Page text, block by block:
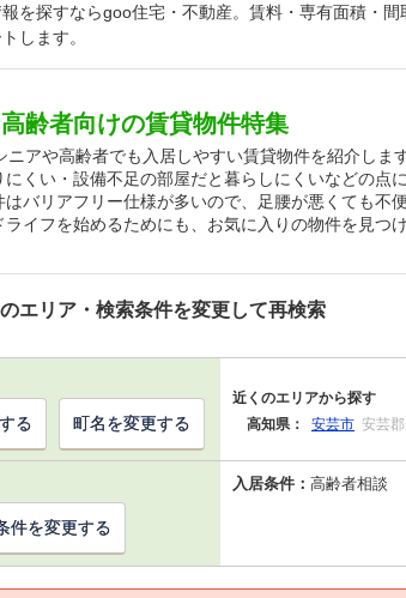
を探すならgoo住宅・不動産。賃料・専有面積・
します。
齢者向けの賃貸物件特集
ニアや高齢者でも入居しやすい賃貸物件を紹介しま
にくい・設備不足の部屋だと暮らしにくいなどの点
はバリアフリー仕様が多いので、足腰が悪くても不
ライフを始めるためにも、お気に入りの物件を見つ
エリア・検索条件を変更して再検索
近くのエリアから探す
高知県：
安芸市 安芸
る 町名を変更する
入居条件： 高齢者相談
件を変更する